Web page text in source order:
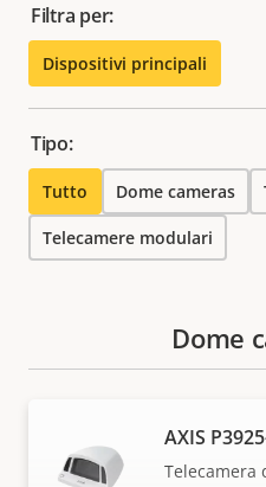
Filtra per:
Dispositivi principali
Tipo:
Tutto Dome cameras
Telecamere modulari
Dome
AXIS
Telecamera